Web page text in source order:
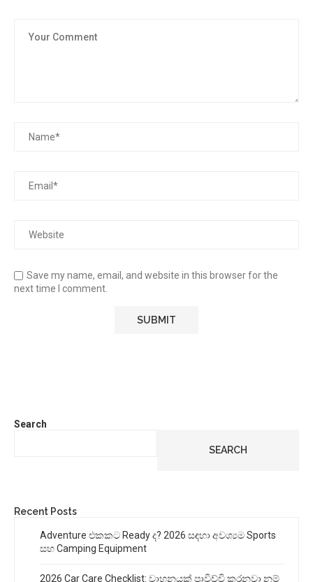
Save my name, email, and website in this browser for the
next time I comment.
Search
SEARCH
Recent Posts
Adventure එකකට Ready ද? 2026 සඳහා අවශ්‍යම Sports
සහ Camping Equipment
2026 Car Care Checklist: වාහනයක් පාවිච්චි කරනවා නම්